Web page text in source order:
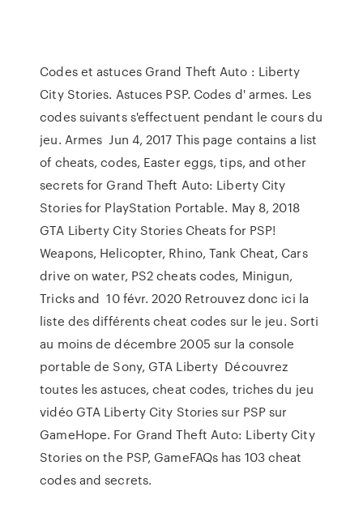
Codes et astuces Grand Theft Auto : Liberty
City Stories. Astuces PSP. Codes d' armes. Les
codes suivants s'effectuent pendant le cours du
jeu. Armes Jun 4, 2017 This page contains a list
of cheats, codes, Easter eggs, tips, and other
secrets for Grand Theft Auto: Liberty City
Stories for PlayStation Portable. May 8, 2018
GTA Liberty City Stories Cheats for PSP!
Weapons, Helicopter, Rhino, Tank Cheat, Cars
drive on water, PS2 cheats codes, Minigun,
Tricks and 10 févr. 2020 Retrouvez donc ici la
liste des différents cheat codes sur le jeu. Sorti
au moins de décembre 2005 sur la console
portable de Sony, GTA Liberty Découvrez
toutes les astuces, cheat codes, triches du jeu
vidéo GTA Liberty City Stories sur PSP sur
GameHope. For Grand Theft Auto: Liberty City
Stories on the PSP, GameFAQs has 103 cheat
codes and secrets.